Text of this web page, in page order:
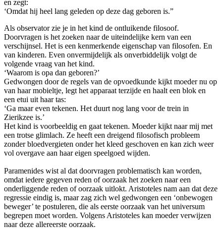
en zegt:
‘Omdat hij heel lang geleden op deze dag geboren is.”
Als observator zie je in het kind de ontluikende filosoof.
Doorvragen is het zoeken naar de uiteindelijke kern van een
verschijnsel. Het is een kenmerkende eigenschap van filosofen. En
van kinderen. Even onvermijdelijk als onverbiddelijk volgt de
volgende vraag van het kind.
‘Waarom is opa dan geboren?’
Gedwongen door de regels van de opvoedkunde kijkt moeder nu op
van haar mobieltje, legt het apparaat terzijde en haalt een blok en
een etui uit haar tas:
‘Ga maar even tekenen. Het duurt nog lang voor de trein in
Zierikzee is.’
Het kind is voorbeeldig en gaat tekenen. Moeder kijkt naar mij met
een trotse glimlach. Ze heeft een dreigend filosofisch probleem
zonder bloedvergieten onder het kleed geschoven en kan zich weer
vol overgave aan haar eigen speelgoed wijden.
Paramenides wist al dat doorvragen problematisch kan worden,
omdat iedere gegeven reden of oorzaak het zoeken naar een
onderliggende reden of oorzaak uitlokt. Aristoteles nam aan dat deze
regressie eindig is, maar zag zich wel gedwongen een ‘onbewogen
beweger’ te postuleren, die als eerste oorzaak van het universum
begrepen moet worden. Volgens Aristoteles kan moeder verwijzen
naar deze allereerste oorzaak.